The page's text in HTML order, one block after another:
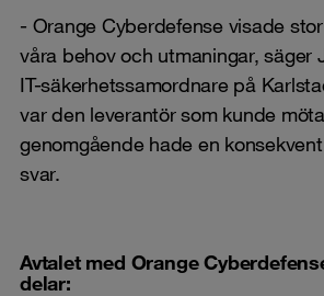
- Orange Cyberdefense visade
våra behov och utmaningar, säger
IT-säkerhetssamordnare på
var den leverantör som kunde
genomgående hade en
svar.
Avtalet med Orange
delar: